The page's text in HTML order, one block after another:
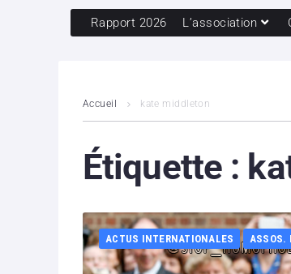
Rapport 2026 L’association
Accueil kate middleton
Étiquette :
ACTUS INTERNATIONALES ASSOS.